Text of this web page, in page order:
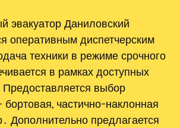
эвакуатор Даниловский
оперативным диспетчерским
техники в режиме срочного
в рамках доступных
Предоставляется выбор
частично-наклонная
Дополнительно предлагается